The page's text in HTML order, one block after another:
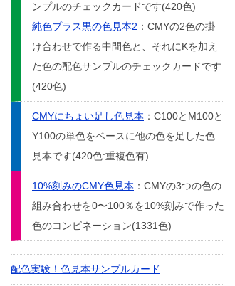
ンプルのチェックカードです(420色)
純色プラス黒の色見本2 ：CMYの2色の掛
け合わせで作る中間色と、それにKを加え
た色の配色サンプルのチェックカードです
(420色)
CMYにちょい足し色見本 ：C100とM100と
Y100の単色をベースに他の色を足した色
見本です(420色:重複色有)
10%刻みのCMY色見本 ：CMYの3つの色の
組み合わせを0〜100％を10%刻みで作った
色のコンビネーション(1331色)
配色実験！色見本サンプルカード